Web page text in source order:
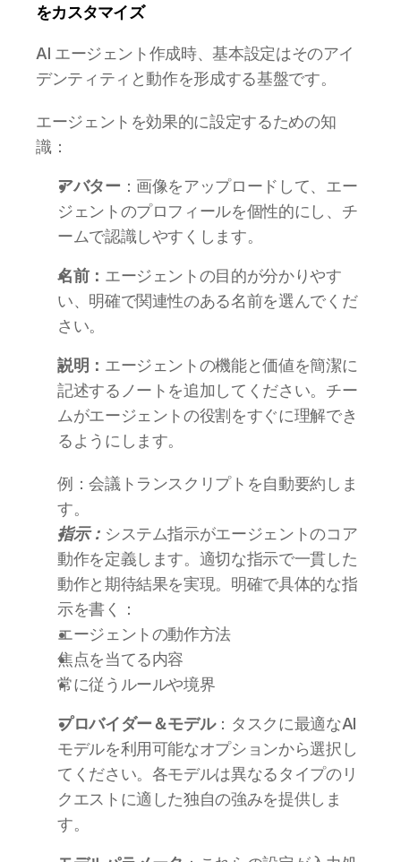
をカスタマイズ
AI エージェント作成時、基本設定はそのアイ
デンティティと動作を形成する基盤です。
エージェントを効果的に設定するための知
識：
アバター ：画像をアップロードして、エー
ジェントのプロフィールを個性的にし、チ
ームで認識しやすくします。
名前： エージェントの目的が分かりやす
い、明確で関連性のある名前を選んでくだ
さい。
説明： エージェントの機能と価値を簡潔に
記述するノートを追加してください。チー
ムがエージェントの役割をすぐに理解でき
るようにします。
例：会議トランスクリプトを自動要約しま
す。
指示： システム指示がエージェントのコア
動作を定義します。適切な指示で一貫した
動作と期待結果を実現。明確で具体的な指
示を書く：
エージェントの動作方法
焦点を当てる内容
常に従うルールや境界
プロバイダー＆モデル：タスクに最適なAI
モデルを利用可能なオプションから選択し
てください。各モデルは異なるタイプのリ
クエストに適した独自の強みを提供しま
す。